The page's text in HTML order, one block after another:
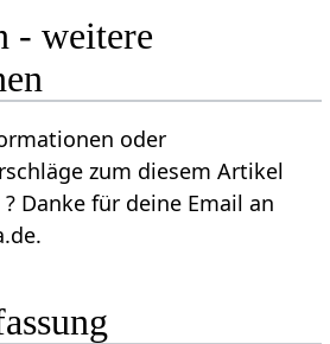
oder
zum diesem Artikel